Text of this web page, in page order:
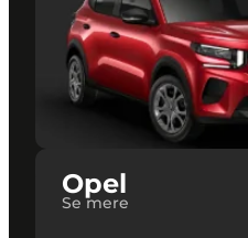
Opel
Se mere